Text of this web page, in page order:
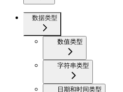
数据类型
数值类型
字符串类型
日期和时间类型